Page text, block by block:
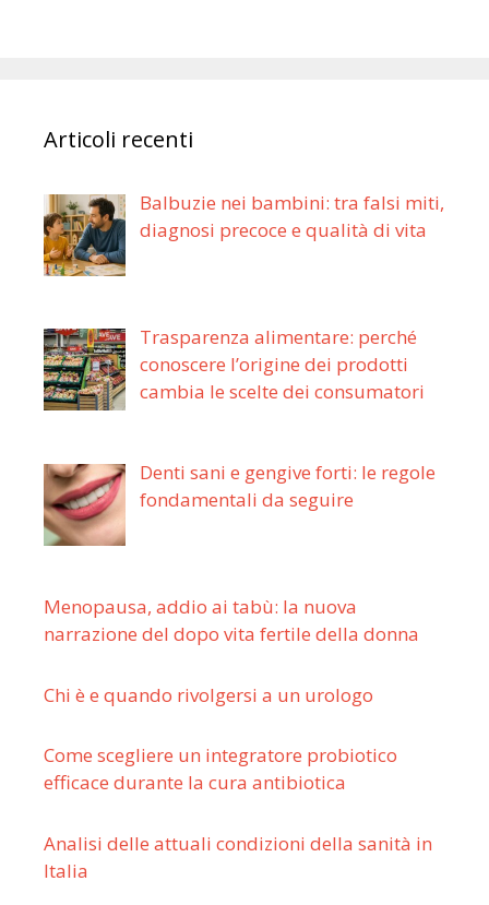
Articoli recenti
Balbuzie nei bambini: tra falsi miti,
diagnosi precoce e qualità di vita
Trasparenza alimentare: perché
conoscere l’origine dei prodotti
cambia le scelte dei consumatori
Denti sani e gengive forti: le regole
fondamentali da seguire
Menopausa, addio ai tabù: la nuova
narrazione del dopo vita fertile della donna
Chi è e quando rivolgersi a un urologo
Come scegliere un integratore probiotico
efficace durante la cura antibiotica
Analisi delle attuali condizioni della sanità in
Italia